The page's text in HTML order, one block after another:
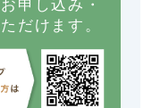
だけます。